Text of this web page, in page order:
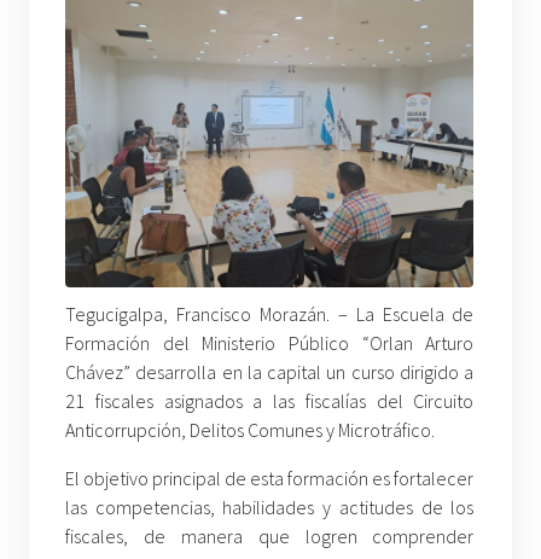
Tegucigalpa, Francisco Morazán. – La Escuela de
Formación del Ministerio Público “Orlan Arturo
Chávez” desarrolla en la capital un curso dirigido a
21 fiscales asignados a las fiscalías del Circuito
Anticorrupción, Delitos Comunes y Microtráfico.
El objetivo principal de esta formación es fortalecer
las competencias, habilidades y actitudes de los
fiscales, de manera que logren comprender